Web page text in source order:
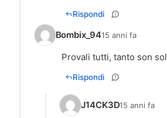
Rispondi
Bombix_9415 anni fa
Provali tutti, tanto son
Rispondi
J14CK3D15 anni fa